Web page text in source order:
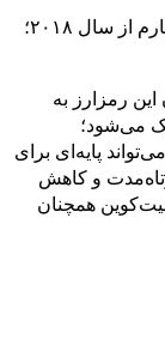
بخوانید: بدترین عملکرد بیت‌کوین در سه‌ماهه چهارم از سال ۲۰۱۸؛
رمزارز به
۶۵,۰۰۰ دلار نزدیک می‌شود؛
پایه‌ای برای
و کاهش
همچنان